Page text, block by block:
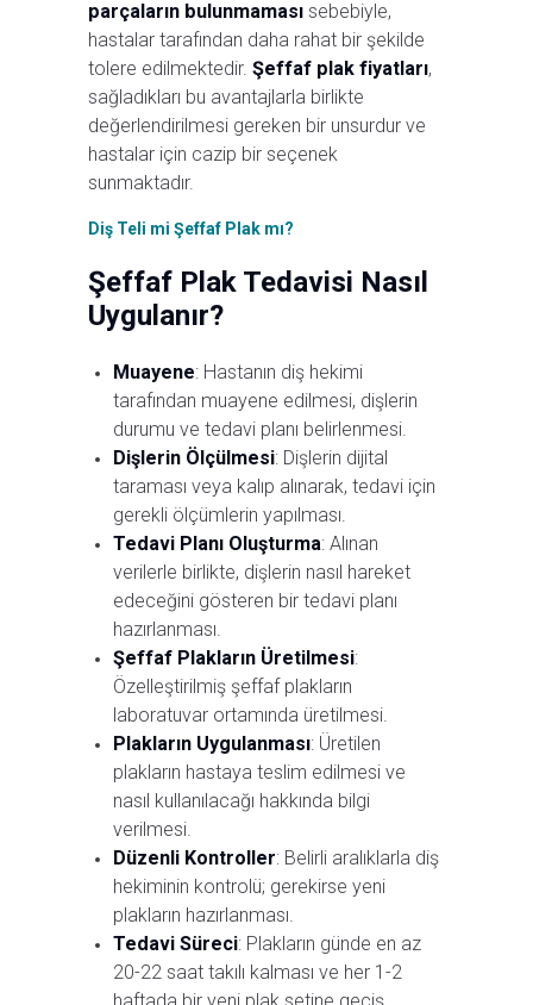
parçaların bulunmaması sebebiyle,
hastalar tarafından daha rahat bir şekilde
tolere edilmektedir. Şeffaf plak fiyatları,
sağladıkları bu avantajlarla birlikte
değerlendirilmesi gereken bir unsurdur ve
hastalar için cazip bir seçenek
sunmaktadır.
Diş Teli mi Şeffaf Plak mı?
Şeffaf Plak Tedavisi Nasıl
Uygulanır?
Muayene: Hastanın diş hekimi
tarafından muayene edilmesi, dişlerin
durumu ve tedavi planı belirlenmesi.
Dişlerin Ölçülmesi: Dişlerin dijital
taraması veya kalıp alınarak, tedavi için
gerekli ölçümlerin yapılması.
Tedavi Planı Oluşturma: Alınan
verilerle birlikte, dişlerin nasıl hareket
edeceğini gösteren bir tedavi planı
hazırlanması.
Şeffaf Plakların Üretilmesi:
Özelleştirilmiş şeffaf plakların
laboratuvar ortamında üretilmesi.
Plakların Uygulanması: Üretilen
plakların hastaya teslim edilmesi ve
nasıl kullanılacağı hakkında bilgi
verilmesi.
Düzenli Kontroller: Belirli aralıklarla diş
hekiminin kontrolü; gerekirse yeni
plakların hazırlanması.
Tedavi Süreci: Plakların günde en az
20-22 saat takılı kalması ve her 1-2